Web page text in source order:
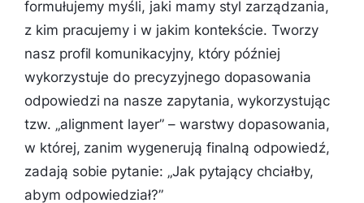
formułujemy myśli, jaki mamy styl zarządzania,
z kim pracujemy i w jakim kontekście. Tworzy
nasz profil komunikacyjny, który później
wykorzystuje do precyzyjnego dopasowania
odpowiedzi na nasze zapytania, wykorzystując
tzw. „alignment layer” – warstwy dopasowania,
w której, zanim wygenerują finalną odpowiedź,
zadają sobie pytanie: „Jak pytający chciałby,
abym odpowiedział?”